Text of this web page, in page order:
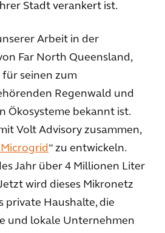
Stadt verankert ist.
Arbeit in der
Far North Queensland,
für seinen zum
Regenwald und
Ökosysteme bekannt ist.
Volt Advisory zusammen,
“ zu entwickeln.
Jahr über 4 Millionen Liter
wird dieses Mikronetz
private Haushalte, die
und lokale Unternehmen